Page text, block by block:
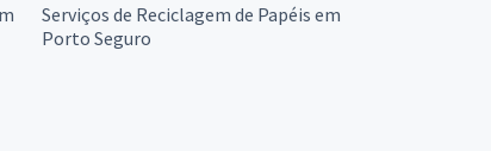
Serviços de Reciclagem de Papéis em
Porto Seguro